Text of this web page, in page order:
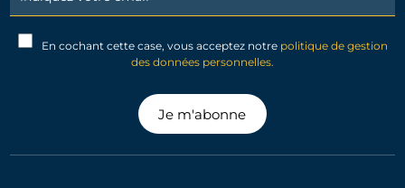
Signup
En cochant cette case, vous acceptez notre politique de gestion
des données personnelles.
Je m'abonne